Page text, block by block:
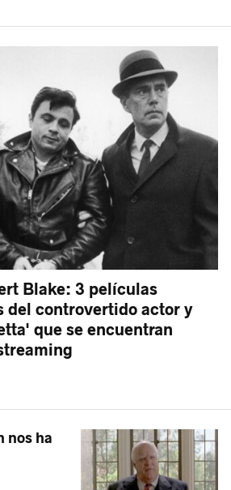
Blake: 3 películas
del controvertido actor y
que se encuentran
nos ha